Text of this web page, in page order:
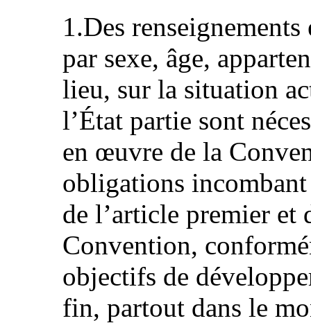
1.Des
par sexe, âge,
lieu, sur la situation
l’État partie sont
en œuvre de la
obligations
de l’article premier et
Convention,
objectifs de
fin, partout dans le